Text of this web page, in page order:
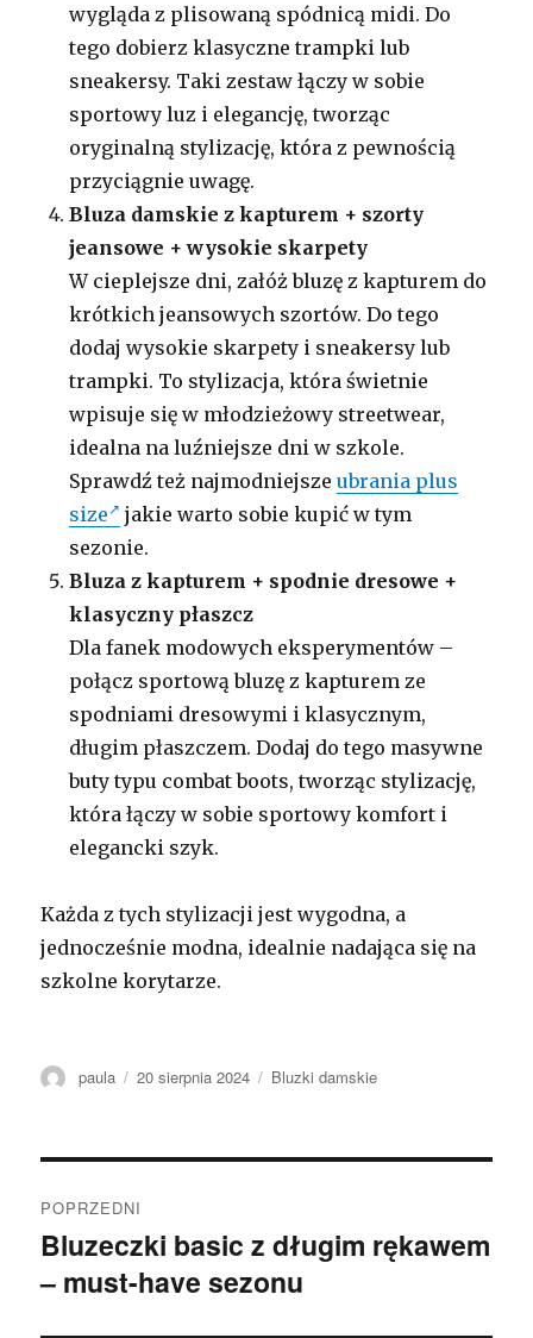
wygląda z plisowaną spódnicą midi. Do
tego dobierz klasyczne trampki lub
sneakersy. Taki zestaw łączy w sobie
sportowy luz i elegancję, tworząc
oryginalną stylizację, która z pewnością
przyciągnie uwagę.
Bluza damskie z kapturem + szorty
jeansowe + wysokie skarpety
W cieplejsze dni, załóż bluzę z kapturem do
krótkich jeansowych szortów. Do tego
dodaj wysokie skarpety i sneakersy lub
trampki. To stylizacja, która świetnie
wpisuje się w młodzieżowy streetwear,
idealna na luźniejsze dni w szkole.
Sprawdź też najmodniejszeubrania plus
size
jakie warto sobie kupić w tym
sezonie.
Bluza z kapturem + spodnie dresowe +
klasyczny płaszcz
Dla fanek modowych eksperymentów –
połącz sportową bluzę z kapturem ze
spodniami dresowymi i klasycznym,
długim płaszczem. Dodaj do tego masywne
buty typu combat boots, tworząc stylizację,
która łączy w sobie sportowy komfort i
elegancki szyk.
Każda z tych stylizacji jest wygodna, a
jednocześnie modna, idealnie nadająca się na
szkolne korytarze.
Autor
paula Opublikowano
20 sierpnia 2024 Kategorie
Bluzki damskie
wpisu
POPRZEDNI
Poprzedni
wpis:
Bluzeczki basic z długim rękawem
– must-have sezonu